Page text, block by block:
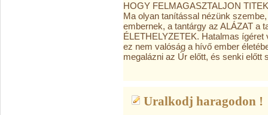
HOGY FELMAGASZTALJON
Ma olyan tanítással nézünk
embernek, a tantárgy az ALÁZAT a
ÉLETHELYZETEK. Hatalmas
ez nem valóság a hívő ember
megalázni az Úr előtt, és senki előtt
Uralkodj haragodon !